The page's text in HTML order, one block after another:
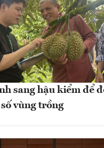
sang hậu kiểm để
vùng trồng